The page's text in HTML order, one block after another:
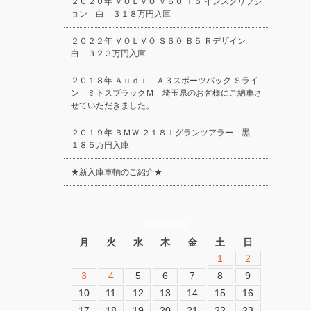
ョン 白 ３１８万円入庫
２０２２年 ＶＯＬＶＯ Ｓ６０ Ｂ５ Ｒデザイン
白 ３２３万円入庫
２０１８年 Ａｕｄｉ Ａ３スポーツバック Ｓライ
ン ミトスブラックＭ 埼玉県のお客様にご納車さ
せていただきました。
２０１９年 ＢＭＷ ２１８ｉグランツアラー 黒
１８５万円入庫
★新入庫車輌のご紹介★
月
火 水 木 金 土
日
1
2
3
4 5 6 7 8
9
10
11 12 13 14 15
16